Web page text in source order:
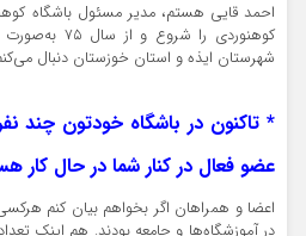
کوهنوردی را
شهرستان ایذه و استان خوزستان دنبال
* تاکنون در باشگاه خودتون چند
عضو فعال در کنار شما در حال کار
اعضا و همراهان اگر بخواهم بیان کنم